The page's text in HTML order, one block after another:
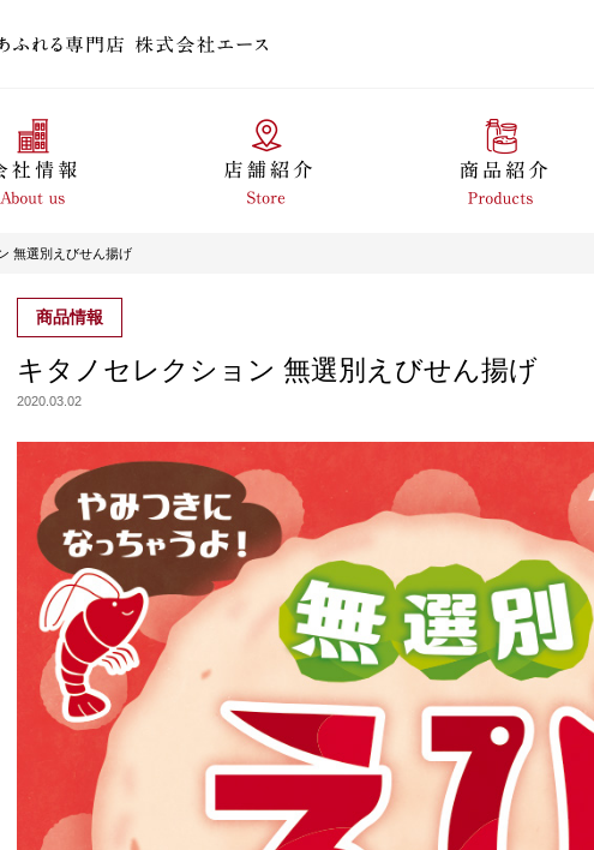
無選別えびせん揚げ
商品情報
キタノセレクション 無選別えびせん揚げ
2020.03.02